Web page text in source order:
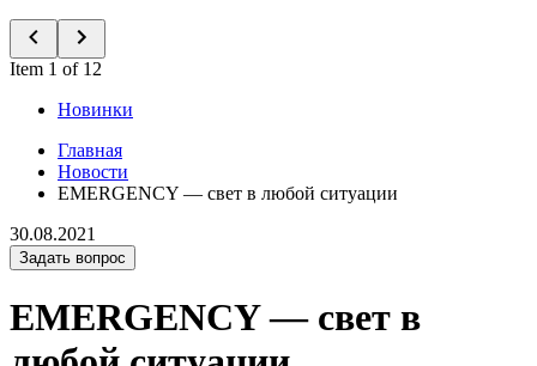
Item 1 of 12
Новинки
Главная
Новости
EMERGENCY — свет в любой ситуации
30.08.2021
Задать вопрос
EMERGENCY — свет в